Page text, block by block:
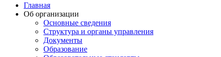
Главная
Об организации
Основные сведения
Структура и органы управления
Документы
Образование